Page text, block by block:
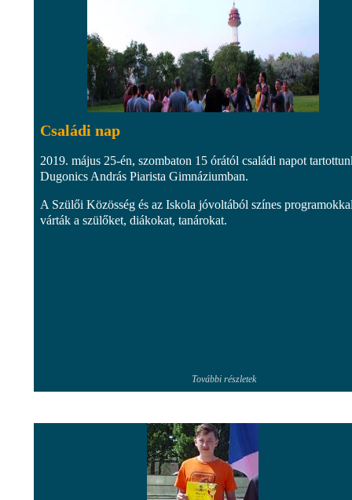
Családi nap
2019. május 25-én, szombaton 15 órától családi napot
Dugonics András Piarista Gimnáziumban.
A Szülői Közösség és az Iskola jóvoltából színes
várták a szülőket, diákokat, tanárokat.
További részletek